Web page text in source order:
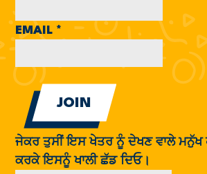
EMAIL *
ਜੇਕਰ ਤੁਸੀਂ ਇਸ ਖੇਤਰ ਨੂੰ ਦੇਖਣ ਵਾਲੇ ਮਨੁੱਖ
ਕਰਕੇ ਇਸਨੂੰ ਖਾਲੀ ਛੱਡ ਦਿਓ।